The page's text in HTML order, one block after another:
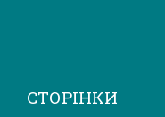
СТОРІНКИ